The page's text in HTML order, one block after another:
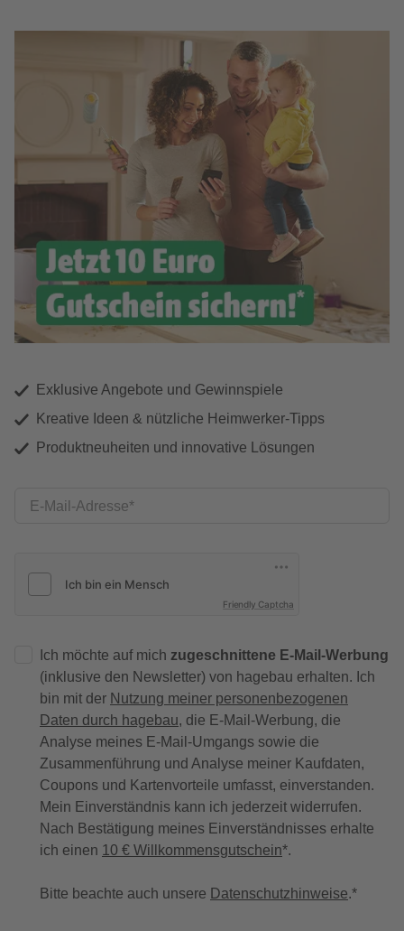
Exklusive Angebote und Gewinnspiele
Kreative Ideen & nützliche Heimwerker-Tipps
Produktneuheiten und innovative Lösungen
E-Mail-Adresse
Friendly Captcha
Ich möchte auf mich zugeschnittene E-Mail-Werbung
(inklusive den Newsletter) von hagebau erhalten. Ich
bin mit der Nutzung meiner personenbezogenen
Daten durch hagebau, die E-Mail-Werbung, die
Analyse meines E-Mail-Umgangs sowie die
Zusammenführung und Analyse meiner Kaufdaten,
Coupons und Kartenvorteile umfasst, einverstanden.
Mein Einverständnis kann ich jederzeit widerrufen.
Nach Bestätigung meines Einverständnisses erhalte
ich einen 10 € Willkommensgutschein*.
Bitte beachte auch unsere Datenschutzhinweise.